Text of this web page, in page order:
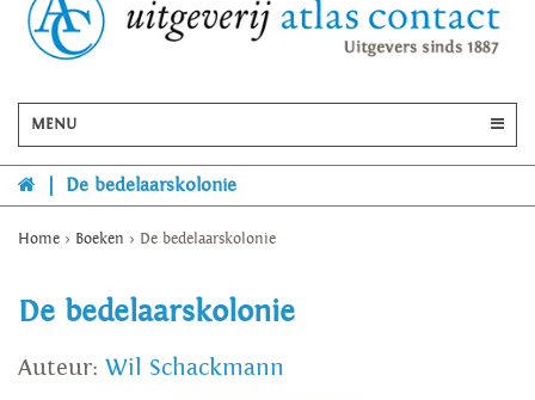
MENU
De bedelaarskolonie
Home > Boeken > De bedelaarskolonie
De bedelaarskolonie
Auteur: Wil Schackmann